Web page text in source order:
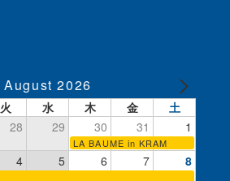
August 2026
火 水 木 金
土
28 29 30 31 1
LA BAUME in KRAM
4 5 6 7 8